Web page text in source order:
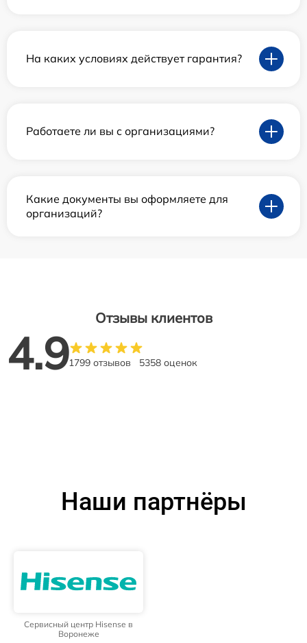
На каких условиях действует гарантия?
Работаете ли вы с организациями?
Какие документы вы оформляете для
организаций?
Отзывы клиентов
4.91799 отзывов 5358 оценок
Наши партнёры
Сервисный центр Hisense в
Воронеже